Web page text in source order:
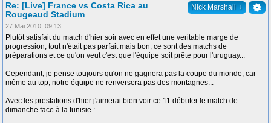
Nick Marshall ↓
Re: [Live] France vs Costa Rica au
Rougeaud Stadium
27 Mai 2010, 09:13
Plutôt satisfait du match d'hier soir avec en effet une veritable marge de
progression, tout n'était pas parfait mais bon, ce sont des matchs de
préparations et ce qu'on veut c'est que l'équipe soit prête pour l'uruguay...
Cependant, je pense toujours qu'on ne gagnera pas la coupe du monde, car
même au top, notre équipe ne renversera pas des montagnes...
Avec les prestations d'hier j'aimerai bien voir ce 11 débuter le match de
dimanche face à la tunisie :